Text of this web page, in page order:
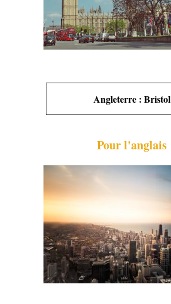
Angleterre : Bristol
Pour l'anglais